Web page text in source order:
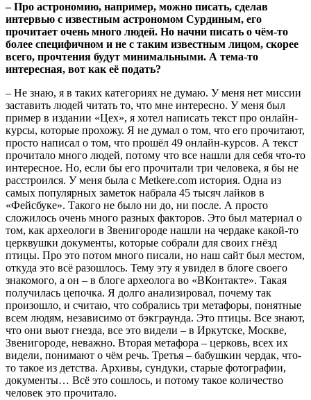
– Про астрономию, например, можно писать, сделав
интервью с известным астрономом Сурдиным, его
прочитает очень много людей. Но начни писать о чём-то
более специфичном и не с таким известным лицом, скорее
всего, прочтения будут минимальными. А тема-то
интересная, вот как её подать?
– Не знаю, я в таких категориях не думаю. У меня нет миссии
заставить людей читать то, что мне интересно. У меня был
пример в издании «Цех», я хотел написать текст про онлайн-
курсы, которые прохожу. Я не думал о том, что его прочитают,
просто написал о том, что прошёл 49 онлайн-курсов. А текст
прочитало много людей, потому что все нашли для себя что-то
интересное. Но, если бы его прочитали три человека, я бы не
расстроился. У меня была с Metkere.com история. Одна из
самых популярных заметок набрала 45 тысяч лайков в
«Фейсбуке». Такого не было ни до, ни после. А просто
сложилось очень много разных факторов. Это был материал о
том, как археологи в Звенигороде нашли на чердаке какой-то
церквушки документы, которые собрали для своих гнёзд
птицы. Про это потом много писали, но наш сайт был местом,
откуда это всё разошлось. Тему эту я увидел в блоге своего
знакомого, а он – в блоге археолога во «ВКонтакте». Такая
получилась цепочка. Я долго анализировал, почему так
произошло, и считаю, что собрались три метафоры, понятные
всем людям, независимо от бэкграунда. Это птицы. Все знают,
что они вьют гнезда, все это видели – в Иркутске, Москве,
Звенигороде, неважно. Вторая метафора – церковь, всех их
видели, понимают о чём речь. Третья – бабушкин чердак, что-
то такое из детства. Архивы, сундуки, старые фотографии,
документы… Всё это сошлось, и потому такое количество
человек это прочитало.